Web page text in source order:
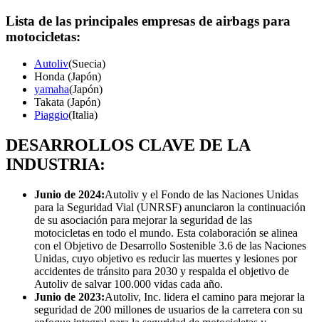
Lista de las principales empresas de airbags para
motocicletas:
Autoliv(Suecia)
Honda (Japón)
yamaha(Japón)
Takata (Japón)
Piaggio(Italia)
DESARROLLOS CLAVE DE LA
INDUSTRIA:
Junio ​​de 2024:Autoliv y el Fondo de las Naciones Unidas
para la Seguridad Vial (UNRSF) anunciaron la continuación
de su asociación para mejorar la seguridad de las
motocicletas en todo el mundo. Esta colaboración se alinea
con el Objetivo de Desarrollo Sostenible 3.6 de las Naciones
Unidas, cuyo objetivo es reducir las muertes y lesiones por
accidentes de tránsito para 2030 y respalda el objetivo de
Autoliv de salvar 100.000 vidas cada año.
Junio ​​de 2023:Autoliv, Inc. lidera el camino para mejorar la
seguridad de 200 millones de usuarios de la carretera con su